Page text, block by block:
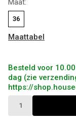
36
Maattabel
Besteld voor
dag (zie
https://